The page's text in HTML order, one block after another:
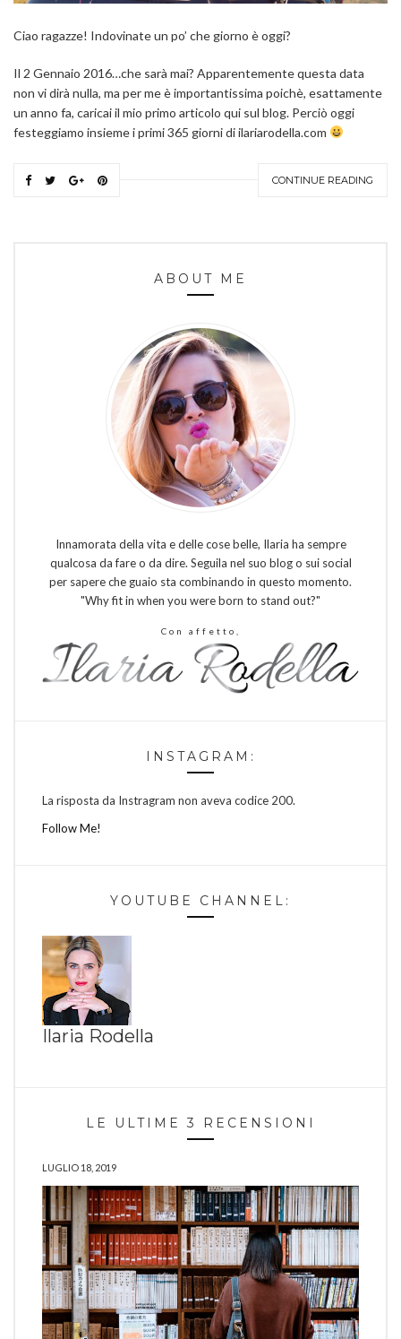
Ciao ragazze! Indovinate un po’ che giorno è oggi?
Il 2 Gennaio 2016…che sarà mai? Apparentemente questa data
non vi dirà nulla, ma per me è importantissima poichè, esattamente
un anno fa, caricai il mio primo articolo qui sul blog. Perciò oggi
festeggiamo insieme i primi 365 giorni di ilariarodella.com
CONTINUE READING
ABOUT ME
Innamorata della vita e delle cose belle, Ilaria ha sempre
qualcosa da fare o da dire. Seguila nel suo blog o sui social
per sapere che guaio sta combinando in questo momento.
"Why fit in when you were born to stand out?"
Con affetto,
INSTAGRAM:
La risposta da Instragram non aveva codice 200.
Follow Me!
YOUTUBE CHANNEL:
Ilaria Rodella
LE ULTIME 3 RECENSIONI
LUGLIO 18, 2019